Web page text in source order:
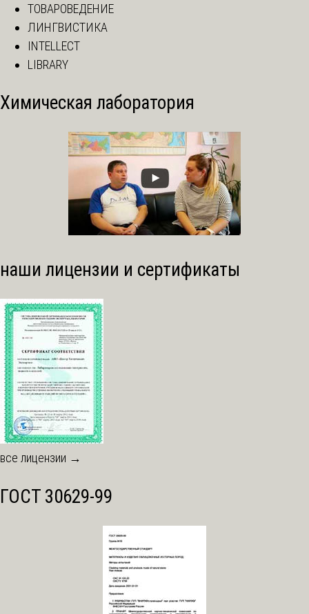
ТОВАРОВЕДЕНИЕ
ЛИНГВИСТИКА
INTELLECT
LIBRARY
Химическая лаборатория
наши лицензии и сертификаты
все лицензии →
ГОСТ 30629-99